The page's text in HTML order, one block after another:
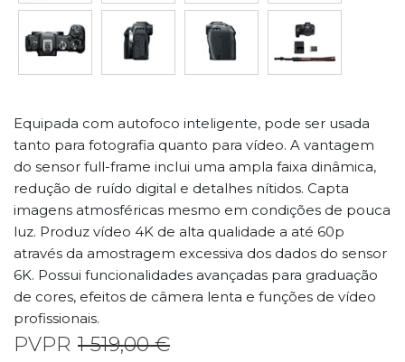
Equipada com autofoco inteligente, pode ser usada
tanto para fotografia quanto para vídeo. A vantagem
do sensor full-frame inclui uma ampla faixa dinâmica,
redução de ruído digital e detalhes nítidos. Capta
imagens atmosféricas mesmo em condições de pouca
luz. Produz vídeo 4K de alta qualidade a até 60p
através da amostragem excessiva dos dados do sensor
6K. Possui funcionalidades avançadas para graduação
de cores, efeitos de câmera lenta e funções de vídeo
profissionais.
PVPR 1 519,00 €